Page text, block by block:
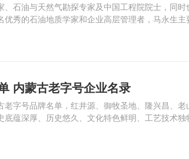
石油与天然气勘探专家及中国工程院院士，同
秀的石油地质学家和企业高层管理者，马永生主
吧！
内蒙古老字号企业名录
字号品牌名单，红井源、御牧圣地、隆兴昌、
蕴深厚、历史悠久、文化特色鲜明、工艺技术独
的品牌(字号、商标等)。下面就跟小编一起...